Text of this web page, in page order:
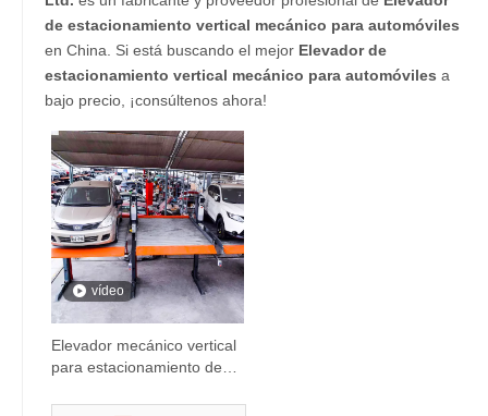
de estacionamiento vertical mecánico para automóviles
en China. Si está buscando el mejor Elevador de
estacionamiento vertical mecánico para automóviles a
bajo precio, ¡consúltenos ahora!
vídeo
Elevador mecánico vertical
para estacionamiento de